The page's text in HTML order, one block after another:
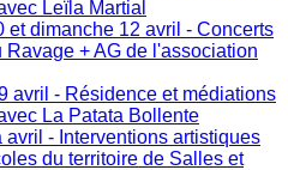
Leïla Martial
et dimanche 12 avril - Concerts
Ravage + AG de l'association
avril - Résidence et médiations
La Patata Bollente
avril - Interventions artistiques
du territoire de Salles et